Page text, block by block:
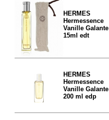
HERMES
Hermessence
Vanille Galante
15ml edt
HERMES
Hermessence
Vanille Galante
200 ml edp